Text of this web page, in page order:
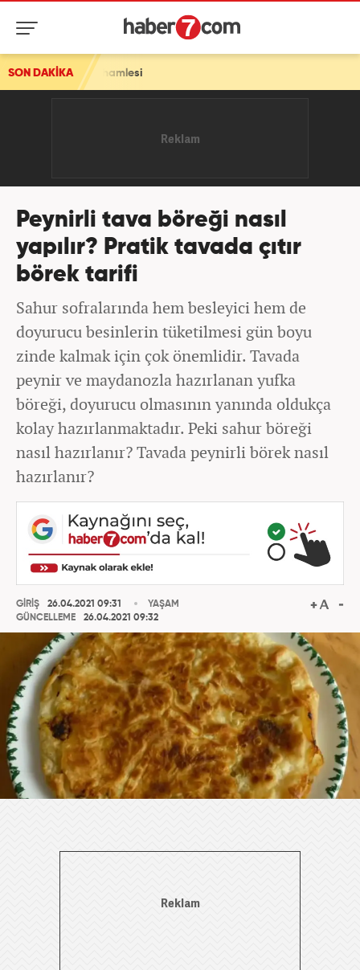
SON DAKİKA
hamlesi
Peynirli tava böreği nasıl
yapılır? Pratik tavada çıtır
börek tarifi
Sahur sofralarında hem besleyici hem de
doyurucu besinlerin tüketilmesi gün boyu
zinde kalmak için çok önemlidir. Tavada
peynir ve maydanozla hazırlanan yufka
böreği, doyurucu olmasının yanında oldukça
kolay hazırlanmaktadır. Peki sahur böreği
nasıl hazırlanır? Tavada peynirli börek nasıl
hazırlanır?
GİRİŞ
26.04.2021 09:31
GÜNCELLEME
26.04.2021 09:32
YAŞAM